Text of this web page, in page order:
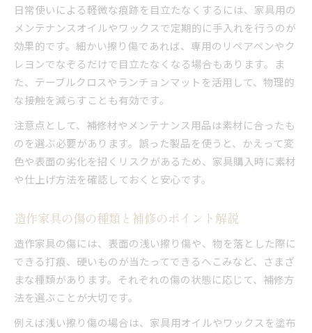
法
家具の痕跡を防ぐ日常のお手入れポイント
造作家具の美観を維持するお手入れ習慣
傷やへこみを未然に防ぐ予防策を徹底解説
日常使いによる軽微な痕跡を目立たなくするには、家具用の
メンテナンスオイルやワックスで定期的に手入れを行うのが
効果的です。細かい擦り傷であれば、専用のリペアペンやク
レヨンでなぞるだけで目立たなくなる場合もあります。ま
た、テーブルクロスやランチョンマットを活用して、物理的
な接触を減らすことも有効です。
注意点として、補修材やメンテナンス用品は素材に合ったも
のを選ぶ必要があります。誤った製品を使うと、かえって変
色や表面の劣化を招くリスクがあるため、家具購入時に素材
や仕上げ方法を確認しておくと安心です。
造作家具の傷の種類と補修のポイント解説
造作家具の傷には、表面の浅い擦り傷や、物を落とした際に
できる打痕、硬いものが当たってできるへこみなど、さまざ
まな種類があります。それぞれの傷の状態に応じて、補修方
法を選ぶことが大切です。
例えば浅い擦り傷の場合は、家具用オイルやワックスを塗布